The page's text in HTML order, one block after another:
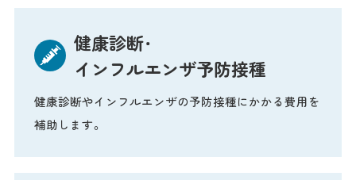
健康診断・
インフルエンザ予防接種
健康診断やインフルエンザの予防接種にかかる費用を
補助します。